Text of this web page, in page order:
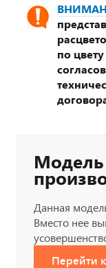
по
Модель
Данная
Вместо нее
Перейти